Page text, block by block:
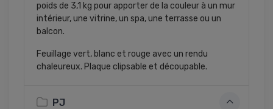
poids de 3,1 kg pour apporter de la couleur à un mur
intérieur, une vitrine, un spa, une terrasse ou un
balcon.
Feuillage vert, blanc et rouge avec un rendu
chaleureux. Plaque clipsable et découpable.
PJ